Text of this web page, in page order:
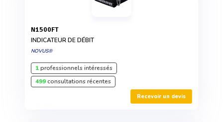
N1500FT
INDICATEUR DE DÉBIT
NOVUS®
1professionnels intéressés
499consultations récentes
Recevoir un devis